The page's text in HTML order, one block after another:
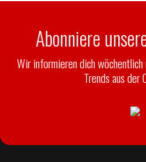
Abonniere
Wir informieren dich
Trends aus der